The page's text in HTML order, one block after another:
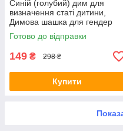
Синій (голубий) дим для
визначення статі дитини,
Димова шашка для гендер
паті, Дим для gender party 60
сек.
Готово до відправки
149 ₴ 298 ₴
Купити